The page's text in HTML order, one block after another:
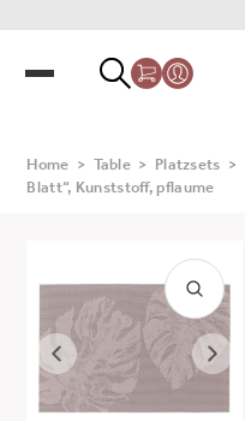
Home > Table > Platzsets >
Blatt“, Kunststoff, pflaume